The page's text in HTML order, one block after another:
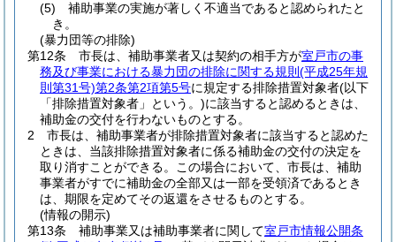
(5)
補助事業の実施が著しく不適当であると認められたと
き。
(暴力団等の排除)
第12条
市長は、補助事業者又は契約の相手方が室戸市の事
務及び事業における暴力団の排除に関する規則 (平成25年規
則第31号)第2条第2項第5号に規定する排除措置対象者(以下
「排除措置対象者」という。)に該当すると認めるときは、
補助金の交付を行わないものとする。
2
市長は、補助事業者が排除措置対象者に該当すると認めた
ときは、当該排除措置対象者に係る補助金の交付の決定を
取り消すことができる。
この場合において、市長は、補助
事業者がすでに補助金の全部又は一部を受領済であるとき
は、期限を定めてその返還をさせるものとする。
(情報の開示)
第13条
補助事業又は補助事業者に関して室戸市情報公開条